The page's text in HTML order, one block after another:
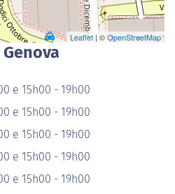
Leaflet | ©OpenStreetMap
e 15h00 - 19h00
e 15h00 - 19h00
e 15h00 - 19h00
e 15h00 - 19h00
e 15h00 - 19h00